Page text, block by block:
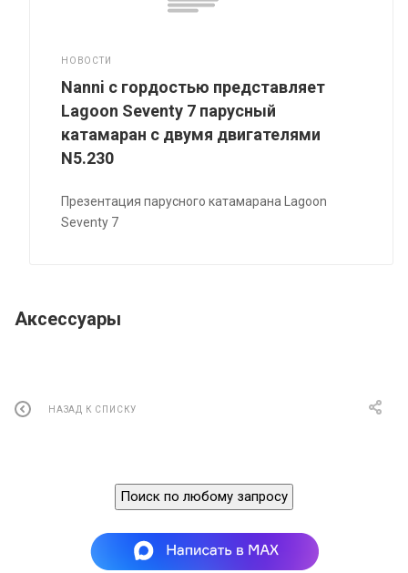
НОВОСТИ
Nanni с гордостью представляет
Lagoon Seventy 7 парусный
катамаран с двумя двигателями
N5.230
Презентация парусного катамарана Lagoon
Seventy 7
Аксессуары
НАЗАД К СПИСКУ
Поиск по любому запросу